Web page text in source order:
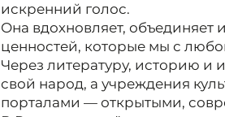
искренний голос.
Она вдохновляет,
ценностей, которые мы с
Через литературу, историю и
свой народ, а учреждения
порталами — открытыми,